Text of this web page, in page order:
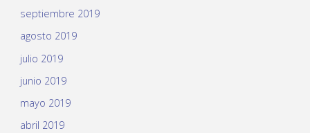
septiembre 2019
agosto 2019
julio 2019
junio 2019
mayo 2019
abril 2019